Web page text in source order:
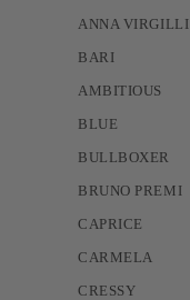
ANNA VIRGILLI
BARI
AMBITIOUS
BLUE
BULLBOXER
BRUNO PREMI
CAPRICE
CARMELA
CRESSY